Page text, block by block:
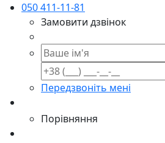
050 411-11-81
Замовити дзвінок
Передзвоніть мені
Порівняння